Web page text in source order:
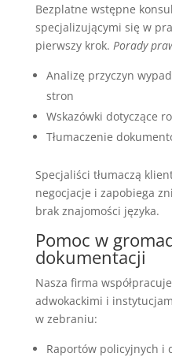
Bezplatne wstępne
specjalizującymi się w
pierwszy krok. Porady
Analizę przyczyn
stron
Wskazówki dotyczące
Tłumaczenie
Specjaliści tłumaczą
negocjacje i zapobiega
brak znajomości języka.
Pomoc w
dokumentacji
Nasza firma
adwokackimi i
w zebraniu:
Raportów policyjnych i